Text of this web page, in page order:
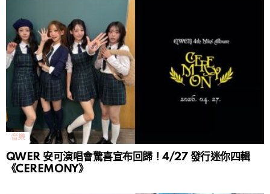
音樂
QWER 安可演唱會驚喜宣布回歸！4/27 發行迷你四輯
《CEREMONY》